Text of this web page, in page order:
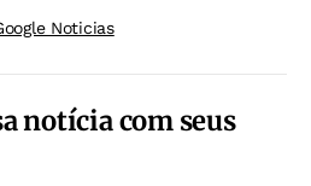
Noticias
notícia com seus